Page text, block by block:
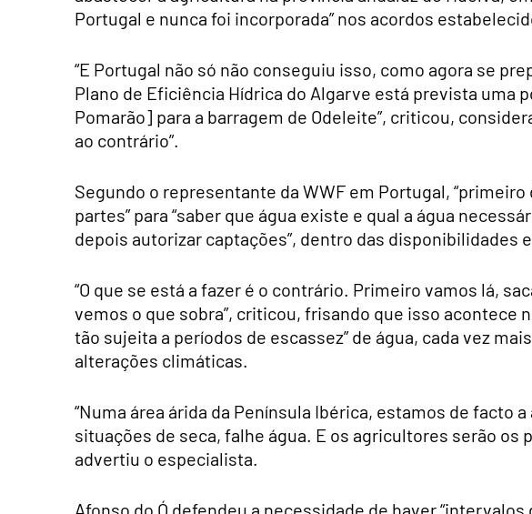
Portugal e nunca foi incorporada” nos acordos
“E Portugal não só não conseguiu isso, como agora se
Plano de Eficiência Hídrica do Algarve está prevista uma
Pomarão] para a barragem de Odeleite”, criticou,
ao contrário”.
Segundo o representante da WWF em Portugal,
partes” para “saber que água existe e qual a água
depois autorizar captações”, dentro das disponibilidades
“O que se está a fazer é o contrário. Primeiro vamos lá,
vemos o que sobra”, criticou, frisando que isso acontece
tão sujeita a períodos de escassez” de água, cada vez
alterações climáticas.
“Numa área árida da Península Ibérica, estamos de facto
situações de seca, falhe água. E os agricultores serão os
advertiu o especialista.